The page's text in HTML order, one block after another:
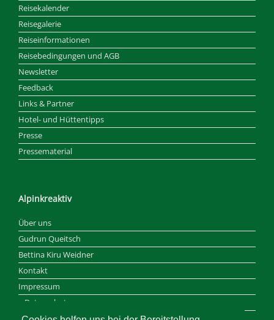
Reisekalender
Reisegalerie
Reiseinformationen
Reisebedingungen und AGB
Newsletter
Feedback
Links & Partner
Hotel- und Hüttentipps
Presse
Pressematerial
Alpinkreaktiv
Über uns
Gudrun Queitsch
Bettina Kiru Weidner
Kontakt
Impressum
Datenschutz